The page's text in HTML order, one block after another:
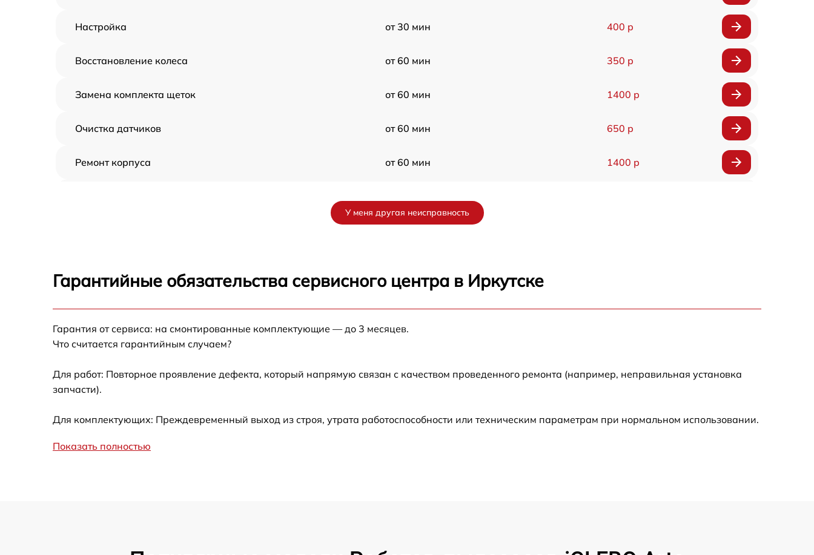
Настройка от 30 мин 400 р
Восстановление колеса от 60 мин 350 р
Замена комплекта щеток от 60 мин 1400 р
Очистка датчиков от 60 мин 650 р
Ремонт корпуса от 60 мин 1400 р
Устранение ошибок от 60 мин
У меня другая неисправность
Гарантийные обязательства сервисного центра в Иркутске
Гарантия от сервиса: на смонтированные комплектующие — до 3 месяцев.
Что считается гарантийным случаем?
Для работ: Повторное проявление дефекта, который напрямую связан с качеством проведенного ремонта (например, неправильная установка
запчасти).
Для комплектующих: Преждевременный выход из строя, утрата работоспособности или техническим параметрам при нормальном использовании.
Показать полностью